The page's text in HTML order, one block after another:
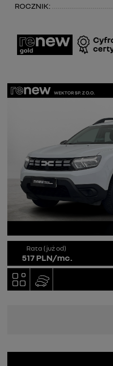
ROCZNIK:
Rata (już od)
517 PLN/mc.